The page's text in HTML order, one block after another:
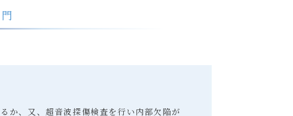
か、又、超音波探傷検査を行い内部欠陥が